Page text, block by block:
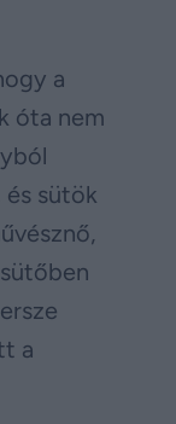
a
óta nem
és sütök
a